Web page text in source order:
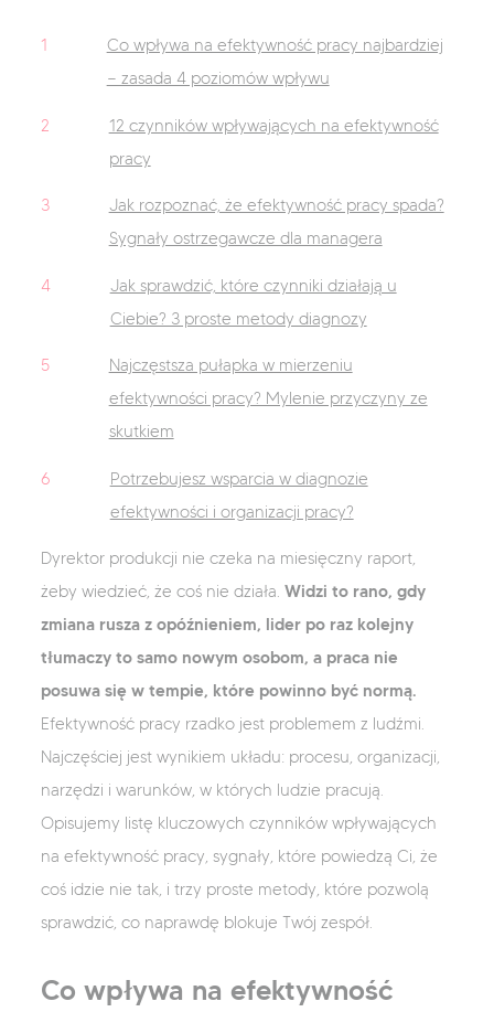
1
Co wpływa na efektywność pracy najbardziej
— zasada 4 poziomów wpływu
2
12 czynników wpływających na efektywność
pracy
3
Jak rozpoznać, że efektywność pracy spada?
Sygnały ostrzegawcze dla managera
4
Jak sprawdzić, które czynniki działają u
Ciebie? 3 proste metody diagnozy
5
Najczęstsza pułapka w mierzeniu
efektywności pracy? Mylenie przyczyny ze
skutkiem
6
Potrzebujesz wsparcia w diagnozie
efektywności i organizacji pracy?
Dyrektor produkcji nie czeka na miesięczny raport,
żeby wiedzieć, że coś nie działa. Widzi to rano, gdy
zmiana rusza z opóźnieniem, lider po raz kolejny
tłumaczy to samo nowym osobom, a praca nie
posuwa się w tempie, które powinno być normą.
Efektywność pracy rzadko jest problemem z ludźmi.
Najczęściej jest wynikiem układu: procesu, organizacji,
narzędzi i warunków, w których ludzie pracują.
Opisujemy listę kluczowych czynników wpływających
na efektywność pracy, sygnały, które powiedzą Ci, że
coś idzie nie tak, i trzy proste metody, które pozwolą
sprawdzić, co naprawdę blokuje Twój zespół.
Co wpływa na efektywność